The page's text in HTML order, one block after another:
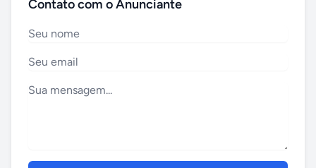
Contato com o Anunciante